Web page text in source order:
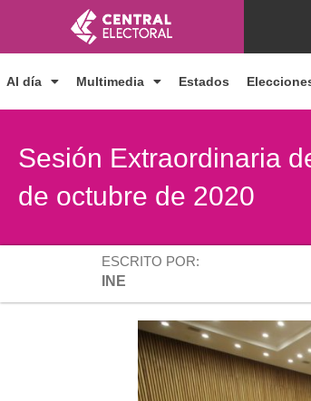
contenido
Al día Multimedia Estados
Sesión Extraordinaria
de octubre de 2020
ESCRITO POR:
INE